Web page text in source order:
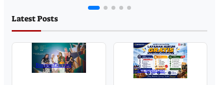
Latest Posts
BusinessEkonomi
Uncategorized